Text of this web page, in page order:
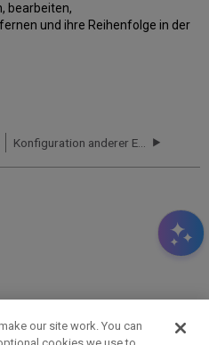
bearbeiten,
und ihre Reihenfolge in der
Konfiguration anderer Einstellungen (Ressourcen-Verwaltung)
our site work. You can